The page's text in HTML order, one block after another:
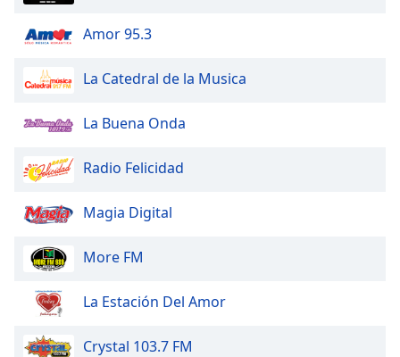
Amor 95.3
La Catedral de la Musica
La Buena Onda
Radio Felicidad
Magia Digital
More FM
La Estación Del Amor
Crystal 103.7 FM